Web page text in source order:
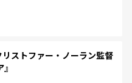
ストファー・ノーラン監督